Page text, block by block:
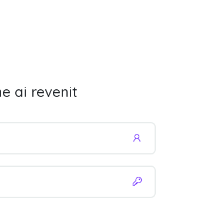
ai revenit